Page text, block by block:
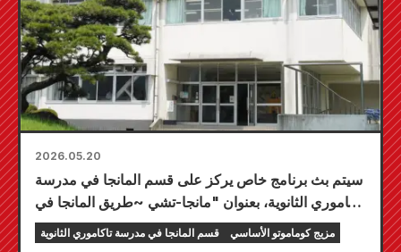
2026.05.20
سيتم بث برنامج خاص يركز على قسم المانجا في مدرسة
تاكاموري الثانوية، بعنوان "مانجا-تشي ~طريق المانجا في
عصر ريوا~"، على محطات مختلفة في كيوشو وأوكيناوا،
وكذلك على قناة TVer!
قسم المانجا في مدرسة تاكاموري الثانوية مزيج كوماموتو الأساسي